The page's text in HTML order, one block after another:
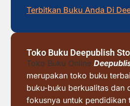
Terbitkan Buku Anda Di
Toko Buku Deepublish
Toko Buku Online
merupakan toko buku
buku-buku berkualitas dan
fokusnya untuk pendidikan